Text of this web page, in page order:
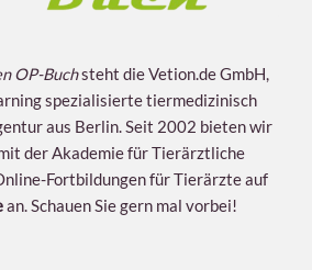
OP-Buchsteht die Vetion.de GmbH,
spezialisierte tiermedizinisch
aus Berlin. Seit 2002 bieten wir
der Akademie für Tierärztliche
Fortbildungen für Tierärzte auf
an. Schauen Sie gern mal vorbei!